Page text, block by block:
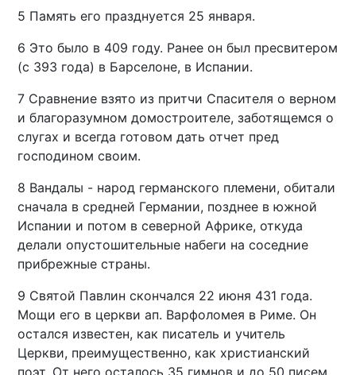
5 Память его празднуется 25 января.
6 Это было в 409 году. Ранее он был пресвитером
(с 393 года) в Барселоне, в Испании.
7 Сравнение взято из притчи Спасителя о верном
и благоразумном домостроителе, заботящемся о
слугах и всегда готовом дать отчет пред
господином своим.
8 Вандалы - народ германского племени, обитали
сначала в средней Германии, позднее в южной
Испании и потом в северной Африке, откуда
делали опустошительные набеги на соседние
прибрежные страны.
9 Святой Павлин скончался 22 июня 431 года.
Мощи его в церкви ап. Варфоломея в Риме. Он
остался известен, как писатель и учитель
Церкви, преимущественно, как христианский